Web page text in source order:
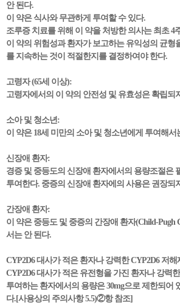
안 된다.
이 약은 식사와 무관하게 투여할 수 있다.
조루증 치료를 위해 이 약을 처방한 의사는 최초 4
이 약의 위험성과 환자가 보고하는 유익성의 균형
를 지속하는 것이 적절한지를 결정하여야 한다.
고령자 (65세 이상):
고령자에서의 이 약의 안전성 및 유효성은 확립되
소아 및 청소년:
이 약은 18세 미만의 소아 및 청소년에게 투여해서
신장애 환자:
경증 및 중등도의 신장애 환자에서의 용량조절은
투여한다. 중증의 신장애 환자에의 사용은 권장되
간장애 환자:
이 약은 중등도 및 중증의 간장애 환자(Child-Pugh
서는 안 된다.
CYP2D6 대사가 적은 환자나 강력한 CYP2D6 저
CYP2D6 대사가 적은 유전형을 가진 환자나 강력
투여하는 환자에서의 용량은 30mg으로 제한되어
다.[사용상의 주의사항 5.5)②항 참조]